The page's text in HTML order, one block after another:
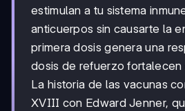
estimulan a tu sistema
anticuerpos sin causarte la
primera dosis genera una
dosis de refuerzo
La historia de las vacunas
XVIII con Edward Jenner,